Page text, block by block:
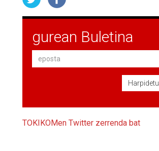
gurean Buletina
Harpidetu
TOKIKOMen Twitter zerrenda bat